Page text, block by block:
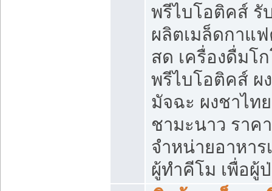
พรีไบโอติคส์ รั
ผลิตเมล็ดกาแ
สด เครื่องดื่มโ
พรีไบโอติคส์ ผง
มัจฉะ ผงชาไท
ชามะนาว ราค
จำหน่ายอาหาร
ผู้ทำคีโม เพื่อผู้